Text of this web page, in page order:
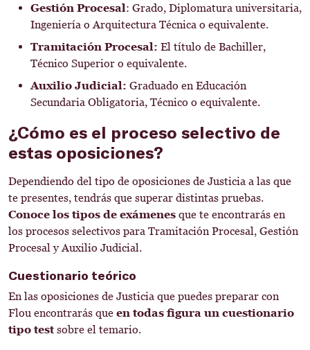
Gestión Procesal: Grado, Diplomatura universitaria,
Ingeniería o Arquitectura Técnica o equivalente.
Tramitación Procesal: El título de Bachiller,
Técnico Superior o equivalente.
Auxilio Judicial: Graduado en Educación
Secundaria Obligatoria, Técnico o equivalente.
¿Cómo es el proceso selectivo de
estas oposiciones?
Dependiendo del tipo de oposiciones de Justicia a las que
te presentes, tendrás que superar distintas pruebas.
Conoce los tipos de exámenes que te encontrarás en
los procesos selectivos para Tramitación Procesal, Gestión
Procesal y Auxilio Judicial.
Cuestionario teórico
En las oposiciones de Justicia que puedes preparar con
Flou encontrarás que en todas figura un cuestionario
tipo testsobre el temario.